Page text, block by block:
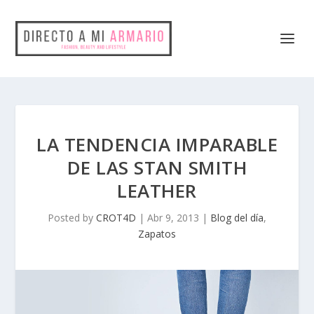
LA TENDENCIA IMPARABLE
DE LAS STAN SMITH
LEATHER
Posted by CROT4D | Abr 9, 2013 | Blog del día,
Zapatos